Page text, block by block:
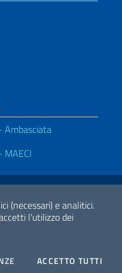
(necessari) e analitici.
l'utilizzo dei
COOKIESACCETTO TUTTI
Ambasciata